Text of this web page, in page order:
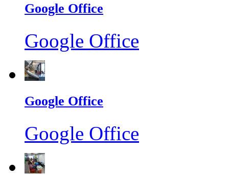
Google Office
Google Office
Google Office
Google Office